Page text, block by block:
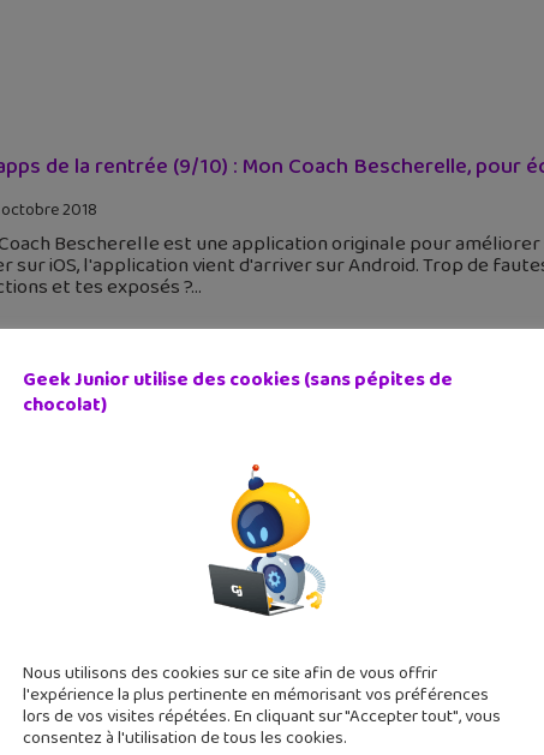
de la rentrée (9/10) : Mon Coach Bescherelle, pour
octobre 2018
Bescherelle est une application originale pour
sur iOS, l'application vient d'arriver sur Android. Trop de
et tes exposés ?
de la rentrée (3/10) : Conjugaison –
est une petite application bien pratique pour
son smartphone. La conjugaison française n'est pas
d'un texte
Geek Junior utilise des cookies (sans pépites de
chocolat)
Nous utilisons des cookies sur ce site afin de vous offrir
l'expérience la plus pertinente en mémorisant vos préférences
lors de vos visites répétées. En cliquant sur "Accepter tout", vous
consentez à l'utilisation de tous les cookies.